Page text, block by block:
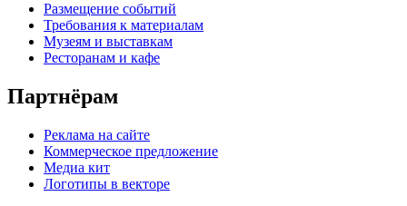
Размещение событий
Требования к материалам
Музеям и выставкам
Ресторанам и кафе
Партнёрам
Реклама на сайте
Коммерческое предложение
Медиа кит
Логотипы в векторе